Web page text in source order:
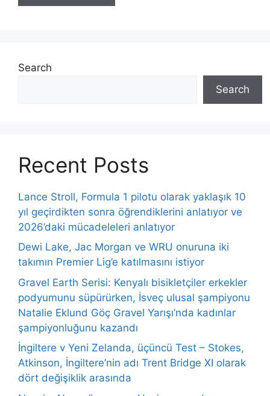
Search
Search
Recent Posts
Lance Stroll, Formula 1 pilotu olarak yaklaşık 10
yıl geçirdikten sonra öğrendiklerini anlatıyor ve
2026’daki mücadeleleri anlatıyor
Dewi Lake, Jac Morgan ve WRU onuruna iki
takımın Premier Lig’e katılmasını istiyor
Gravel Earth Serisi: Kenyalı bisikletçiler erkekler
podyumunu süpürürken, İsveç ulusal şampiyonu
Natalie Eklund Göç Gravel Yarışı’nda kadınlar
şampiyonluğunu kazandı
İngiltere v Yeni Zelanda, üçüncü Test – Stokes,
Atkinson, İngiltere’nin adı Trent Bridge XI olarak
dört değişiklik arasında